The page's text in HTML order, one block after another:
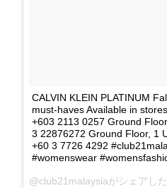
CALVIN KLEIN PLATINUM
must-haves Available in
+603 2113 0257 Ground
3 22876272 Ground Floor, 1
+60 3 7726 4292
#womenswear
@club21malaysiaがシェアし